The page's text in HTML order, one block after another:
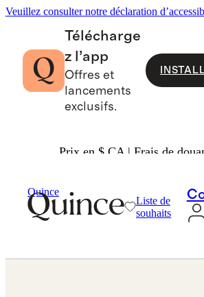
Veuillez consulter notre déclaration
Télécharge
z l’app
Offres et
lancements
exclusifs.
Prix en $ CA | Frais de
Quince
Liste de
souhaits